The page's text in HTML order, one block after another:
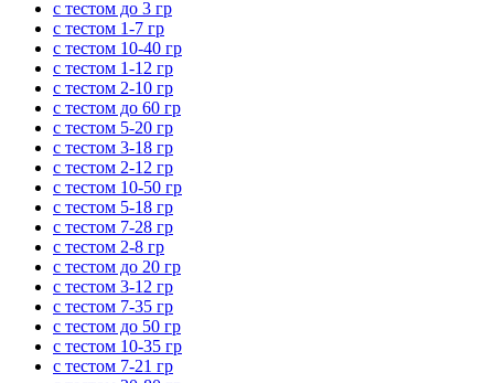
с тестом до 3 гр
с тестом 1-7 гр
с тестом 10-40 гр
с тестом 1-12 гр
с тестом 2-10 гр
с тестом до 60 гр
с тестом 5-20 гр
с тестом 3-18 гр
с тестом 2-12 гр
с тестом 10-50 гр
с тестом 5-18 гр
с тестом 7-28 гр
с тестом 2-8 гр
с тестом до 20 гр
с тестом 3-12 гр
с тестом 7-35 гр
с тестом до 50 гр
с тестом 10-35 гр
с тестом 7-21 гр